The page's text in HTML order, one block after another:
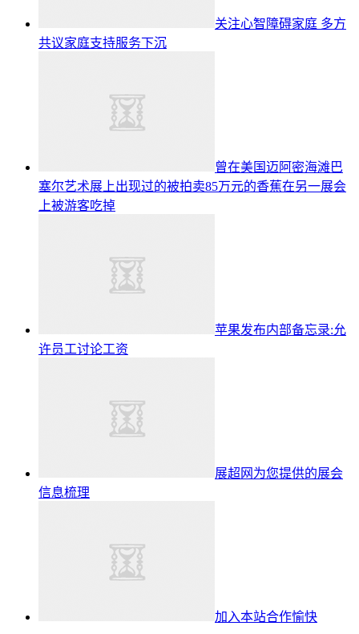
关注心智障碍家庭 多方
共议家庭支持服务下沉
曾在美国迈阿密海滩巴
塞尔艺术展上出现过的被拍卖85万元的香蕉在另一展会
上被游客吃掉
苹果发布内部备忘录:允
许员工讨论工资
展超网为您提供的展会
信息梳理
加入本站合作愉快